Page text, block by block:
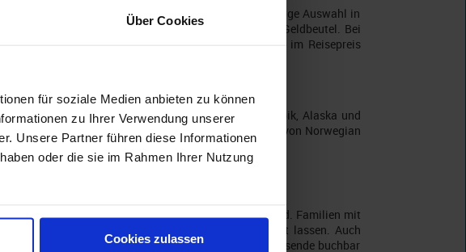
Über Cookies
für soziale Medien anbieten zu können
zu Ihrer Verwendung unserer
Unsere Partner führen diese Informationen
oder die sie im Rahmen Ihrer Nutzung
Cookies zulassen
einer Kreuzfahrt mit Norwegian Cruise Line eine riesige Auswahl in
bis hin zu Kabinen für jeden Geschmack und Geldbeutel. Bei
Getränken; die Trinkgelder sind ebenfalls bereits im Reisepreis
die Kanaren, Nordeuropa, Nordamerika, die Karibik, Alaska und
und erfreuen sich großer Beliebtheit bei den Gästen von Norwegian
Shows und Aktivitäten an Bord und an Land. Familien mit
die den Eltern auch Momente für Zweisamkeit lassen. Auch
Studio-Kabinen, welche ausschließlich für Alleinreisende buchbar